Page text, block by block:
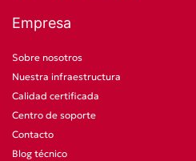
Empresa
Sobre nosotros
Nuestra infraestructura
Calidad certificada
Centro de soporte
Contacto
Blog técnico